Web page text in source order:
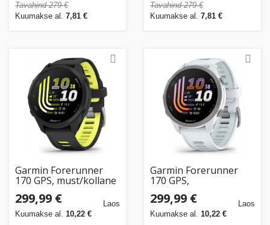
Tavahind 279 €
Kuumakse al. 7,81 €
Tavahind 279 €
Kuumakse al. 7,81 €
Garmin Forerunner
170 GPS, must/kollane
299,99 €
Kuumakse al. 10,22 €
Laos
Garmin Forerunner
170 GPS,
299,99 €
Kuumakse al. 10,22 €
Laos
&
Mänguasjad
Auto